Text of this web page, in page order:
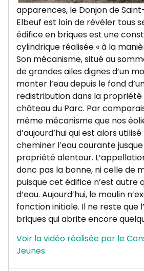
apparences, le Donjon de
Elbeuf est loin de révéler tous
édifice en briques est une
cylindrique réalisée « à la
Son mécanisme, situé au
de grandes ailes dignes d’un
monter l’eau depuis le fond
redistribution dans la propriété
château du Parc. Par
même mécanisme que nos
d’aujourd’hui qui est alors
cheminer l’eau courante
propriété alentour.
donc pas la bonne, ni celle de
puisque cet édifice n’est autre
d’eau. Aujourd’hui, le moulin
fonction initiale. Il ne reste que
briques qui abrite encore
Voir la vidéo réalisée par le
Jeunes.